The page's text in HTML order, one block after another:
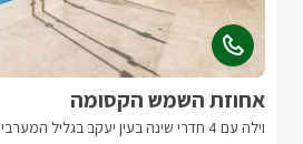
אחוזת השמש הקסומה
וילה עם 4 חדרי שינה בעין יעקב בגליל המערבי